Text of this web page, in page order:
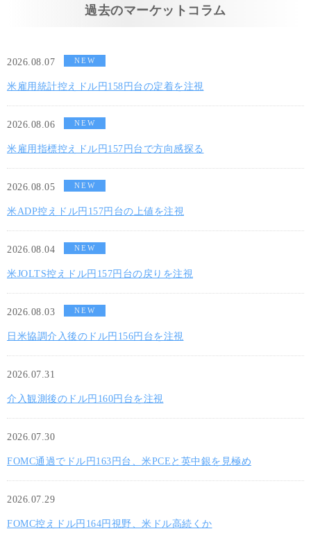
過去のマーケットコラム
2026.08.07 NEW
米雇用統計控えドル円158円台の定着を注視
2026.08.06 NEW
米雇用指標控えドル円157円台で方向感探る
2026.08.05 NEW
米ADP控えドル円157円台の上値を注視
2026.08.04 NEW
米JOLTS控えドル円157円台の戻りを注視
2026.08.03 NEW
日米協調介入後のドル円156円台を注視
2026.07.31
介入観測後のドル円160円台を注視
2026.07.30
FOMC通過でドル円163円台、米PCEと英中銀を見極め
2026.07.29
FOMC控えドル円164円視野、米ドル高続くか